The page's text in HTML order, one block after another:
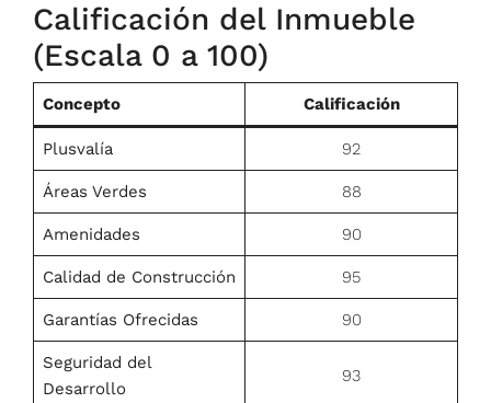
Calificación del Inmueble
(Escala 0 a 100)
Concepto Calificación
Plusvalía 92
Áreas Verdes 88
Amenidades 90
Calidad de Construcción 95
Garantías Ofrecidas 90
Seguridad del
Desarrollo
93